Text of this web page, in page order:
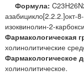
Формула:
азабицикло[2.2.2.]окт-
изоквинолин-2-
Фармакологическая
холинолитические
Фармакологическое
холинолитическое.